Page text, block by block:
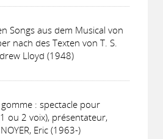
Songs aus dem Musical von
nach des Texten von T. S.
Lloyd (1948)
: spectacle pour
ou 2 voix), présentateur,
Eric (1963-)